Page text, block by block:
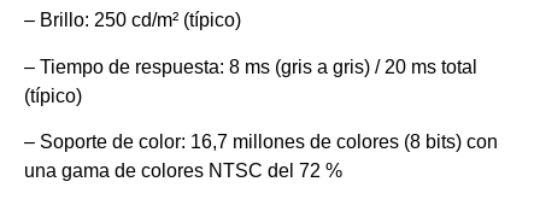
– Brillo: 250 cd/m² (típico)
– Tiempo de respuesta: 8 ms (gris a gris) / 20 ms total
(típico)
– Soporte de color: 16,7 millones de colores (8 bits) con
una gama de colores NTSC del 72 %